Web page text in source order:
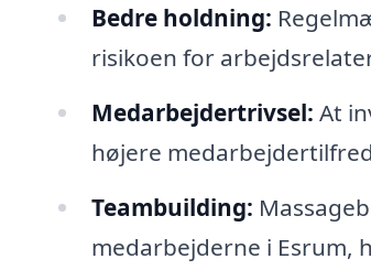
Bedre holdning:
risikoen for
Medarbejdertrivsel: At
højere
Teambuilding:
medarbejderne i Esrum,